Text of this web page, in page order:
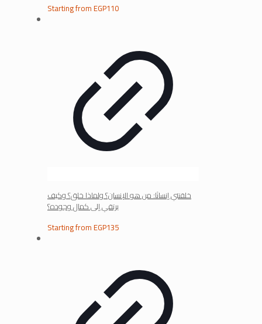
Starting fromEGP110
خلقتني إنسانًا: من هو الإنسان؟ ولماذا خلق؟ وكيف
يرتقي إلى كمال وجوده؟
Starting fromEGP135